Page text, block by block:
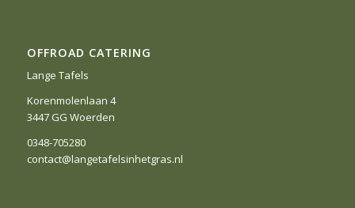
OFFROAD CATERING
Lange Tafels
Korenmolenlaan 4
3447 GG Woerden
0348-705280
contact@langetafelsinhetgras.nl